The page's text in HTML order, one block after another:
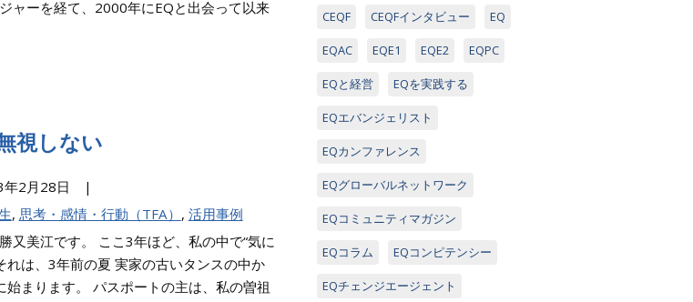
ャーを経て、2000年にEQと出会って以来
視しない
年2月28日 |
, 思考・感情・行動（TFA） , 活用事例
美江です。 ここ3年ほど、私の中で“気に
れは、3年前の夏 実家の古いタンスの中か
まります。 パスポートの主は、私の曽祖
CEQF CEQFインタビュー EQ
EQAC EQE1 EQE2 EQPC
EQと経営 EQを実践する
EQエバンジェリスト
EQカンファレンス
EQグローバルネットワーク
EQコミュニティマガジン
EQコラム EQコンピテンシー
EQチェンジエージェント